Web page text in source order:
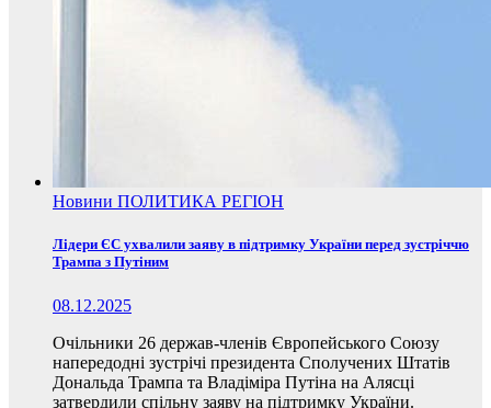
Новини ПОЛИТИКА РЕГІОН
Лідери ЄС ухвалили заяву в підтримку України перед зустріччю
Трампа з Путіним
08.12.2025
Очільники 26 держав-членів Європейського Союзу
напередодні зустрічі президента Сполучених Штатів
Дональда Трампа та Владіміра Путіна на Алясці
затвердили спільну заяву на підтримку України.